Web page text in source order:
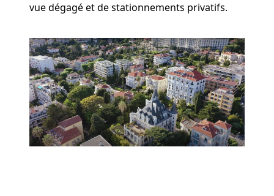
vue dégagé et de stationnements privatifs.